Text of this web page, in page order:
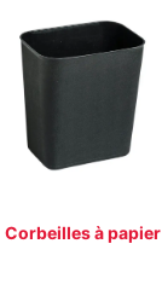
Corbeilles à papier